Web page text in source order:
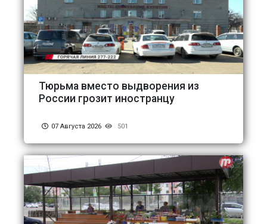
Тюрьма вместо выдворения из
России грозит иностранцу
07 Августа 2026 501